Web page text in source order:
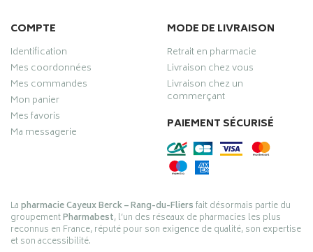
COMPTE
Identification
Mes coordonnées
Mes commandes
Mon panier
Mes favoris
Ma messagerie
MODE DE LIVRAISON
Retrait en pharmacie
Livraison chez vous
Livraison chez un
commerçant
PAIEMENT SÉCURISÉ
Lapharmacie Cayeux Berck – Rang-du-Fliersfait désormais partie du
groupementPharmabest, l’un des réseaux de pharmacies les plus
reconnus en France, réputé pour son exigence de qualité, son expertise
et son accessibilité.